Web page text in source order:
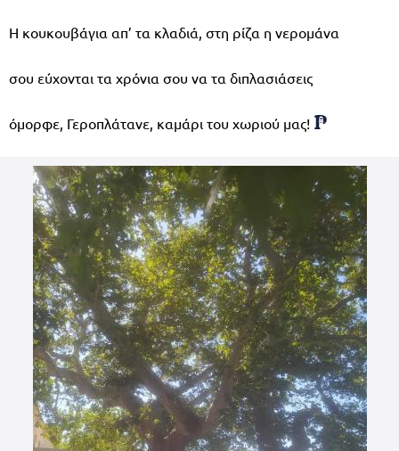
Η κουκουβάγια απ’ τα κλαδιά, στη ρίζα η νερομάνα
σου εύχονται τα χρόνια σου να τα διπλασιάσεις
όμορφε, Γεροπλάτανε, καμάρι του χωριού μας!